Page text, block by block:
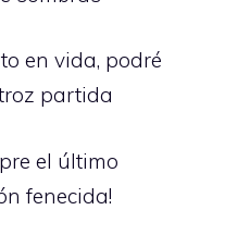
en vida, podré
partida
el último
fenecida!